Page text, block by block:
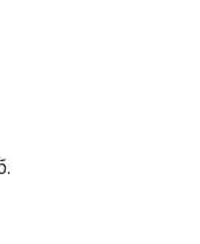
компании бесплатно.